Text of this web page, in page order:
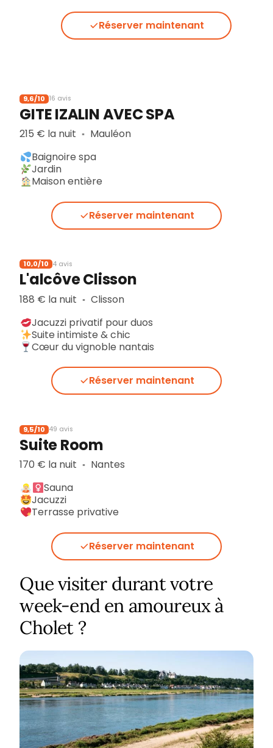
Réserver maintenant
9,6/10 16 avis
GITE IZALIN AVEC SPA
215 € la nuit ▪︎ Mauléon
Baignoire spa
Jardin
Maison entière
Réserver maintenant
10,0/10 4 avis
L'alcôve Clisson
188 € la nuit ▪︎ Clisson
Jacuzzi privatif pour duos
Suite intimiste & chic
Cœur du vignoble nantais
Réserver maintenant
9,5/10 49 avis
Suite Room
170 € la nuit ▪︎ Nantes
Sauna
Jacuzzi
Terrasse privative
Réserver maintenant
Que visiter durant votre
week-end en amoureux à
Cholet ?